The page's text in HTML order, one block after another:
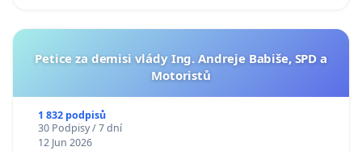
Petice za demisi vlády Ing. Andreje Babiše, SPD a
Motoristů
1 832 podpisů
30 Podpisy / 7 dní
12 Jun 2026